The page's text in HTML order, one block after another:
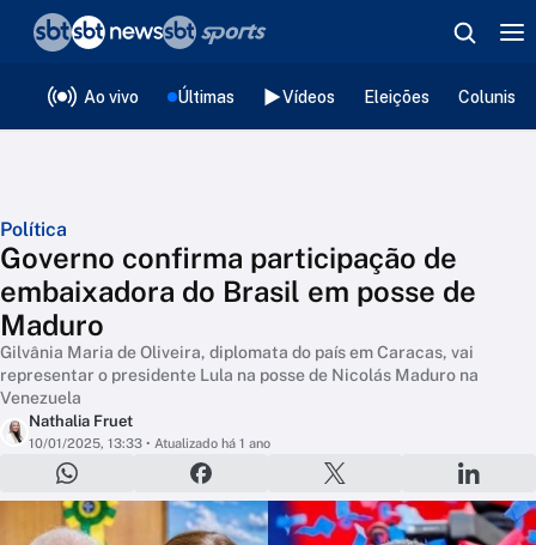
Ao vivo Últimas Vídeos Eleições
Política
Governo confirma participação de
embaixadora do Brasil em posse de
Maduro
Gilvânia Maria de Oliveira, diplomata do país em Caracas, vai
representar o presidente Lula na posse de Nicolás Maduro na
Venezuela
Nathalia Fruet
10/01/2025, 13:33 • Atualizado há 1 ano
❮voltar
Editorias